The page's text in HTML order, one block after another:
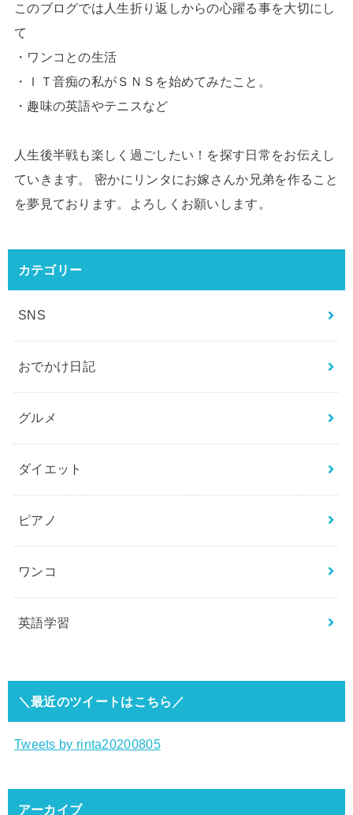
このブログでは人生折り返しからの心躍る事を大切にし
て
・ワンコとの生活
・ＩＴ音痴の私がＳＮＳを始めてみたこと。
・趣味の英語やテニスなど
人生後半戦も楽しく過ごしたい！を探す日常をお伝えし
ていきます。 密かにリンタにお嫁さんか兄弟を作ること
を夢見ております。よろしくお願いします。
カテゴリー
SNS
おでかけ日記
グルメ
ダイエット
ピアノ
ワンコ
英語学習
＼最近のツイートはこちら／
Tweets by rinta20200805
アーカイブ